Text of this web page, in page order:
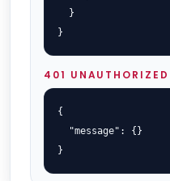
  }
}
401 UNAUTHORIZED
{
  "message": {}
}